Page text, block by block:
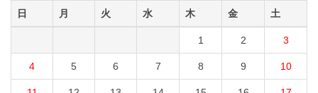
日 月 火 水 木 金 土
1 2 3
4 5 6 7 8 9 10